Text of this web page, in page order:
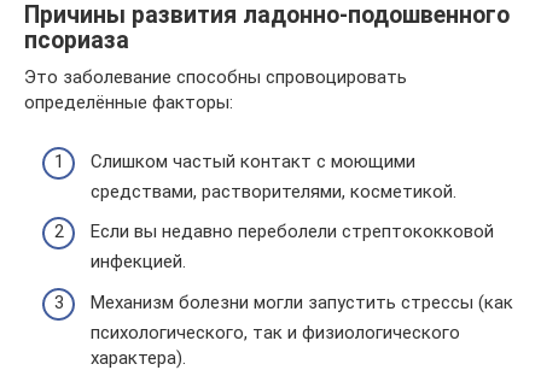
Причины развития ладонно-подошвенного
псориаза
Это заболевание способны спровоцировать
определённые факторы:
Слишком частый контакт с моющими
средствами, растворителями, косметикой.
Если вы недавно переболели стрептококковой
инфекцией.
Механизм болезни могли запустить стрессы (как
психологического, так и физиологического
характера).